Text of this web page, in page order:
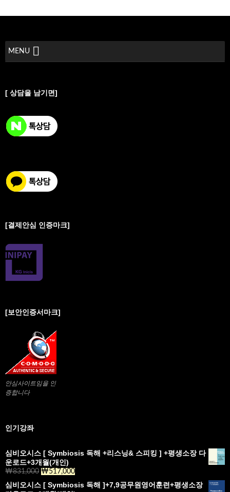
MENU
[ 상담을 남기면]
[결제안심 인증마크]
[보안인증서마크]
안심사이트임을 인
증합니다
인기강좌
심비오시스 [ Symbiosis 독해 +리스닝& 스피킹 ] +평생소장 다
운로드+3개월(개인)
₩831,000 원
가
₩517,000
가
심비오시스 [ Symbiosis 독해 ]+7,9공무원영어훈련+평생소장